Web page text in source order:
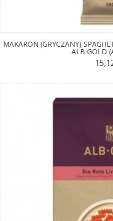
MAKARON (GRYCZANY)
ALB GOLD